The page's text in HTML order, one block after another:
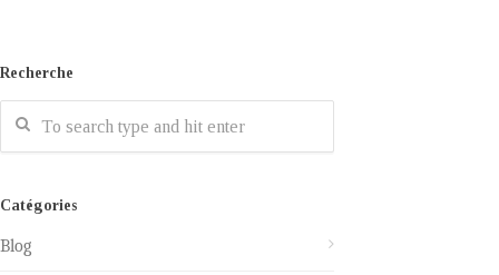
Recherche
Catégories
Blog